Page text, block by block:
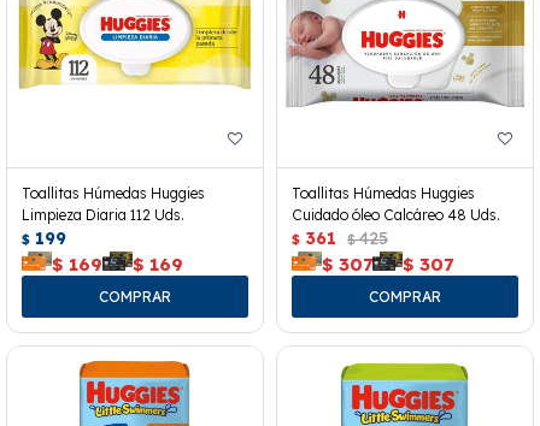
Toallitas Húmedas Huggies
Limpieza Diaria 112 Uds.
$ 199
$ 169 $ 169
Toallitas Húmedas Huggies
Cuidado óleo Calcáreo 48 Uds.
$ 361 $ 425
$ 307 $ 307